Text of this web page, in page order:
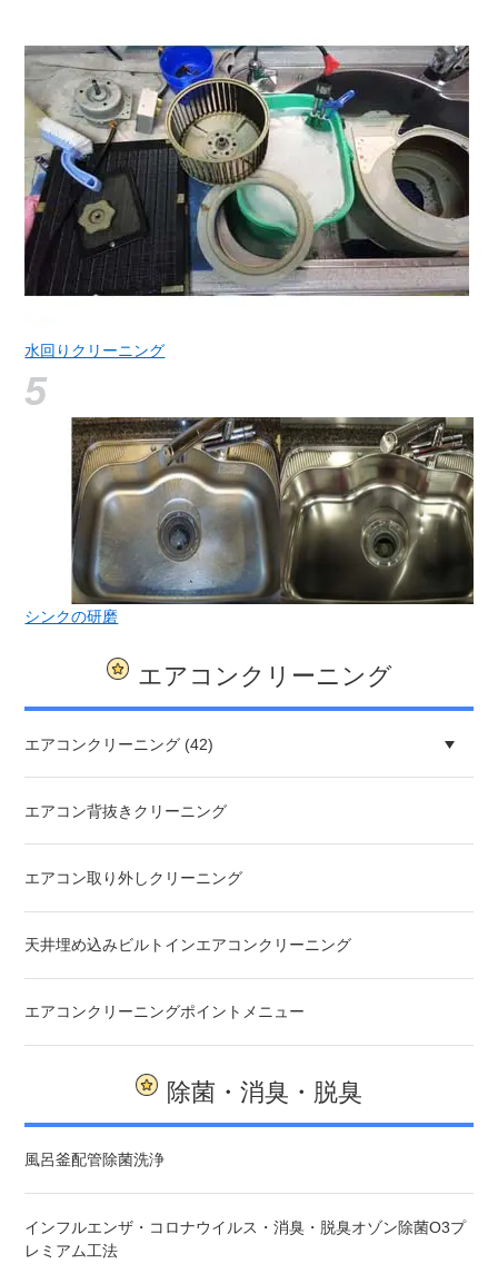
水回りクリーニング
シンクの研磨
エアコンクリーニング
エアコンクリーニング (42)
エアコン背抜きクリーニング
エアコン取り外しクリーニング
天井埋め込みビルトインエアコンクリーニング
エアコンクリーニングポイントメニュー
除菌・消臭・脱臭
風呂釜配管除菌洗浄
インフルエンザ・コロナウイルス・消臭・脱臭オゾン除菌O3プ
レミアム工法